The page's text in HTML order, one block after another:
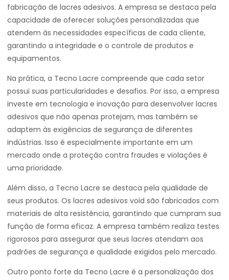
fabricação de lacres adesivos. A empresa se destaca pela
capacidade de oferecer soluções personalizadas que
atendem às necessidades específicas de cada cliente,
garantindo a integridade e o controle de produtos e
equipamentos.
Na prática, a Tecno Lacre compreende que cada setor
possui suas particularidades e desafios. Por isso, a empresa
investe em tecnologia e inovação para desenvolver lacres
adesivos que não apenas protejam, mas também se
adaptem às exigências de segurança de diferentes
indústrias. Isso é especialmente importante em um
mercado onde a proteção contra fraudes e violações é
uma prioridade.
Além disso, a Tecno Lacre se destaca pela qualidade de
seus produtos. Os lacres adesivos void são fabricados com
materiais de alta resistência, garantindo que cumpram sua
função de forma eficaz. A empresa também realiza testes
rigorosos para assegurar que seus lacres atendam aos
padrões de segurança e qualidade exigidos pelo mercado.
Outro ponto forte da Tecno Lacre é a personalização dos